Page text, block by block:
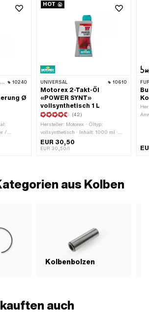
10240
Ø
/
HOT
UNIVERSAL 10610
Motorex 2-Takt-Öl
«POWER SYNT»
vollsynthetisch 1 L
(42)
Hersteller: Motorex · Öltyp:
vollsynthetisch · Inhalt: 1000 ml ·
Farbe: rot
EUR 30,50
EUR 30,50/l
aus Kolben
Kolbenbolzen
auch